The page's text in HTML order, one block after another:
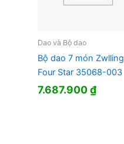
Dao và Bộ dao
Bộ dao 7 món Zwlling
Four Star 35068-003
7.687.900₫